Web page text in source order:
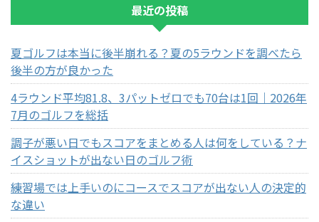
最近の投稿
夏ゴルフは本当に後半崩れる？夏の5ラウンドを調べたら
後半の方が良かった
4ラウンド平均81.8、3パットゼロでも70台は1回｜2026年
7月のゴルフを総括
調子が悪い日でもスコアをまとめる人は何をしている？ナ
イスショットが出ない日のゴルフ術
練習場では上手いのにコースでスコアが出ない人の決定的
な違い